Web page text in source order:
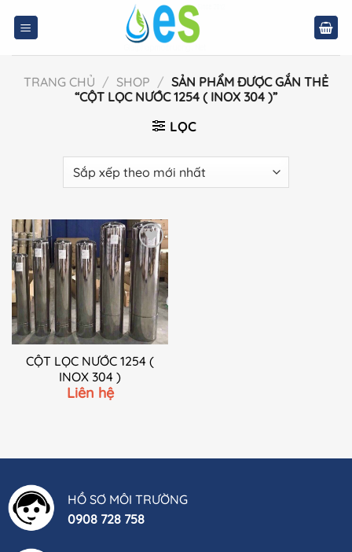
qua
TRANG CHỦ / SHOP / SẢN PHẨM ĐƯỢC GẮN THẺ
“CỘT LỌC NƯỚC 1254 ( INOX 304 )”
LỌC
Add to
wishlist
CỘT LỌC NƯỚC 1254 (
INOX 304 )
Liên hệ
HỒ SƠ MÔI TRƯỜNG
0908 728 758